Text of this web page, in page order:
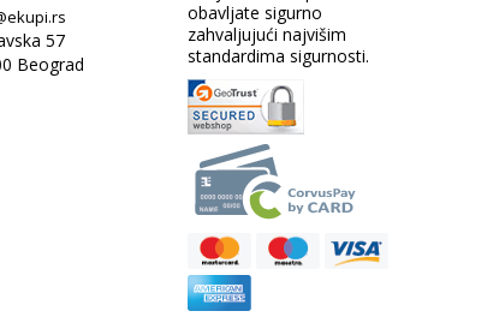
57
Beograd
obavljate sigurno
zahvaljujući najvišim
standardima sigurnosti.